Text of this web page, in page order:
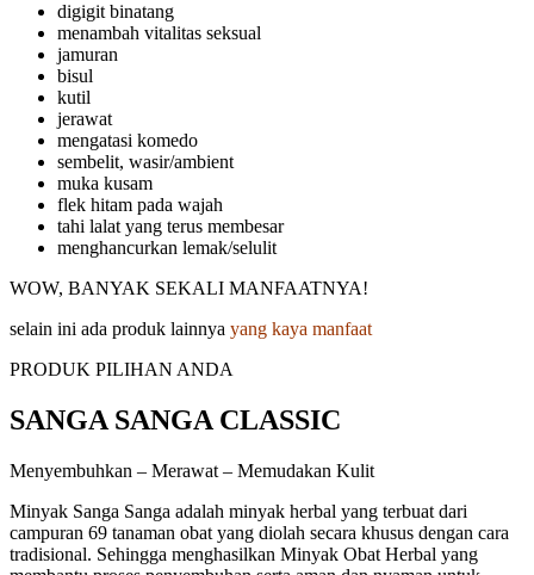
digigit binatang
menambah vitalitas seksual
jamuran
bisul
kutil
jerawat
mengatasi komedo
sembelit, wasir/ambient
muka kusam
flek hitam pada wajah
tahi lalat yang terus membesar
menghancurkan lemak/selulit
WOW, BANYAK SEKALI MANFAATNYA!
selain ini ada produk lainnya yang kaya manfaat
PRODUK PILIHAN ANDA
SANGA SANGA CLASSIC
Menyembuhkan – Merawat – Memudakan Kulit
Minyak Sanga Sanga adalah minyak herbal yang terbuat dari
campuran 69 tanaman obat yang diolah secara khusus dengan cara
tradisional. Sehingga menghasilkan Minyak Obat Herbal yang